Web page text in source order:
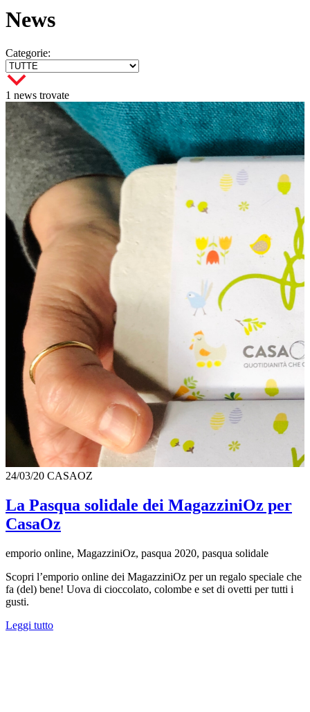
News
Categorie:
1 news trovate
24/03/20 CASAOZ
La Pasqua solidale dei MagazziniOz per
CasaOz
emporio online, MagazziniOz, pasqua 2020, pasqua solidale
Scopri l’emporio online dei MagazziniOz per un regalo speciale che
fa (del) bene! Uova di cioccolato, colombe e set di ovetti per tutti i
gusti.
Leggi tutto